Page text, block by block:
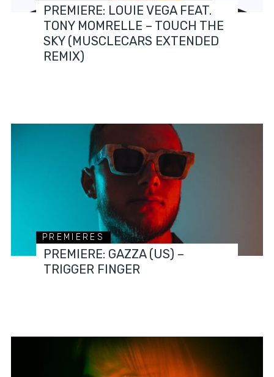
PREMIERE: LOUIE VEGA FEAT.
TONY MOMRELLE – TOUCH THE
SKY (MUSCLECARS EXTENDED
REMIX)
PREMIERES
PREMIERE: GAZZA (US) –
TRIGGER FINGER